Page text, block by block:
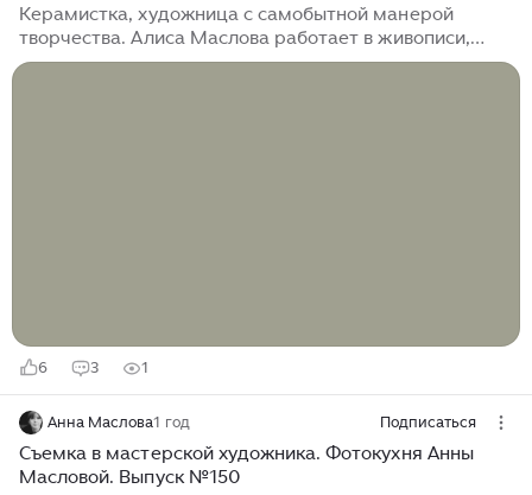
Керамистка, художница с самобытной манерой
творчества. Алиса Маслова работает в живописи,
графике и керамике. Живёт и работает в Петербурге.
6 3 1
Анна Маслова1 год Подписаться
Съемка в мастерской художника. Фотокухня Анны
Масловой. Выпуск №150